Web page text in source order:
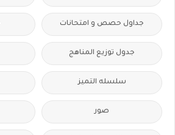
جداول حصص و امتحانات
جدول توزيع المناهج
سلسله التميز
صور